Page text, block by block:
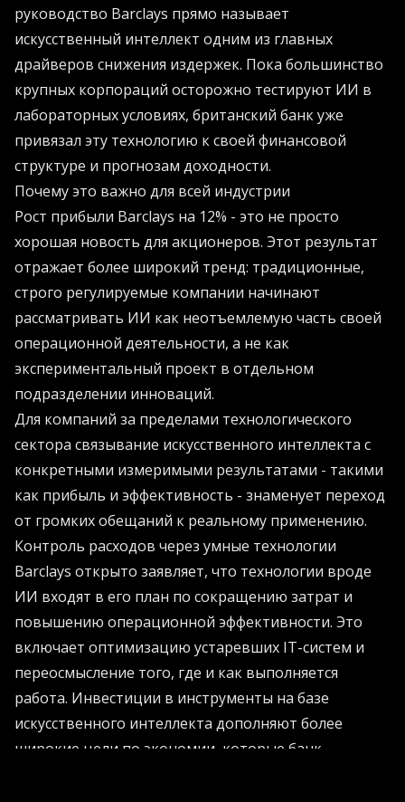
руководство Barclays прямо называет
искусственный интеллект одним из главных
драйверов снижения издержек. Пока большинство
крупных корпораций осторожно тестируют ИИ в
лабораторных условиях, британский банк уже
привязал эту технологию к своей финансовой
структуре и прогнозам доходности.
Почему это важно для всей индустрии
Рост прибыли Barclays на 12% - это не просто
хорошая новость для акционеров. Этот результат
отражает более широкий тренд: традиционные,
строго регулируемые компании начинают
рассматривать ИИ как неотъемлемую часть своей
операционной деятельности, а не как
экспериментальный проект в отдельном
подразделении инноваций.
Для компаний за пределами технологического
сектора связывание искусственного интеллекта с
конкретными измеримыми результатами - такими
как прибыль и эффективность - знаменует переход
от громких обещаний к реальному применению.
Контроль расходов через умные технологии
Barclays открыто заявляет, что технологии вроде
ИИ входят в его план по сокращению затрат и
повышению операционной эффективности. Это
включает оптимизацию устаревших IT-систем и
переосмысление того, где и как выполняется
работа. Инвестиции в инструменты на базе
искусственного интеллекта дополняют более
широкие цели по экономии, которые банк